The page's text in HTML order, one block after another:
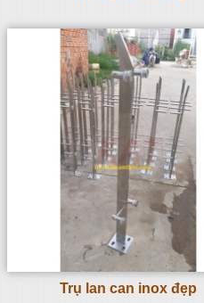
Trụ lan can inox đẹp